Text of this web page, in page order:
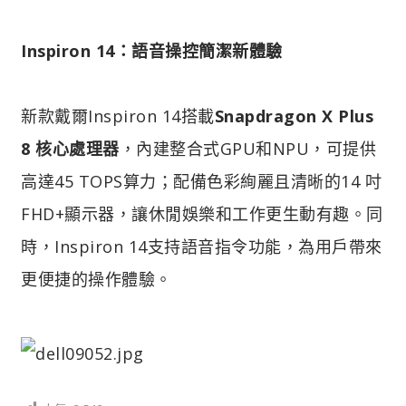
Inspiron 14：語音操控簡潔新體驗
新款戴爾Inspiron 14搭載Snapdragon X Plus
8 核心處理器 ，內建整合式GPU和NPU，可提供
高達45 TOPS算力；配備色彩絢麗且清晰的14 吋
FHD+顯示器，讓休閒娛樂和工作更生動有趣。同
時，Inspiron 14支持語音指令功能，為用戶帶來
更便捷的操作體驗。